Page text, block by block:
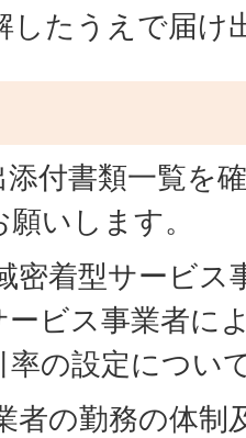
したうえで届け
付書類一覧を
いします。
着型サービス
ービス事業者に
率の設定につい
の勤務の体制